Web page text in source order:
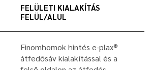
FELÜLETI KIALAKÍTÁS
FELÜL/ALUL
Finomhomok hintés e-plax®
átfedősáv kialakítással és a